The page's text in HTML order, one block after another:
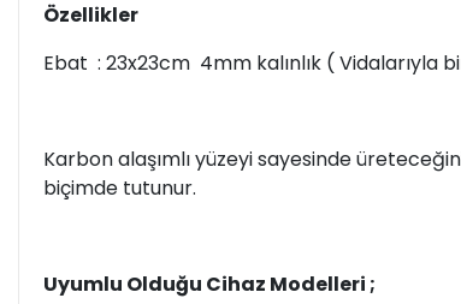
Özellikler
Ebat : 23x23cm 4mm kalınlık ( Vidalarıyla
Karbon alaşımlı yüzeyi sayesinde
biçimde tutunur.
Uyumlu Olduğu Cihaz Modelleri ;